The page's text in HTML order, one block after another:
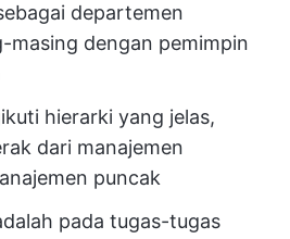
departemen
masing dengan pemimpin
hierarki yang jelas,
dari manajemen
puncak
pada tugas-tugas